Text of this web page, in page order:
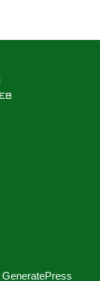
GeneratePress